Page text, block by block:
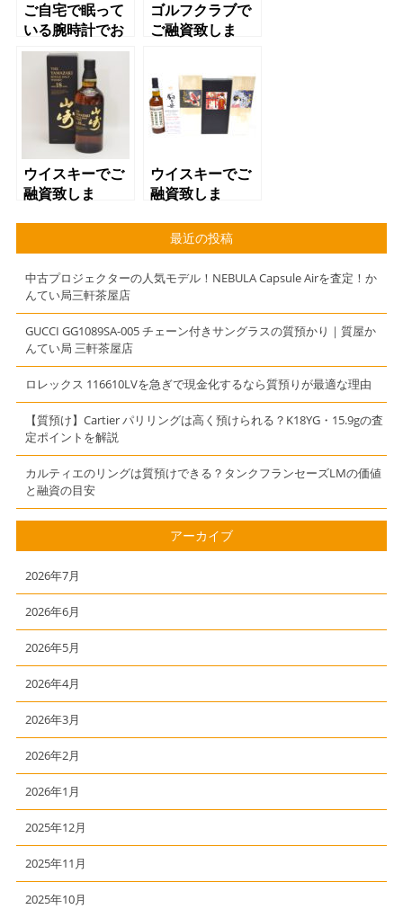
ご自宅で眠って
いる腕時計でお
金が借りられま
す！
ゴルフクラブで
ご融資致しま
茶屋店
ウイスキーでご
融資致しま
茶屋店
ウイスキーでご
融資致しま
んてい局 三軒
茶屋店
最近の投稿
中古プロジェクターの人気モデル！NEBULA Capsule Airを査定！か
んてい局三軒茶屋店
GUCCI GG1089SA-005 チェーン付きサングラスの質預かり｜質屋か
んてい局 三軒茶屋店
ロレックス 116610LVを急ぎで現金化するなら質預りが最適な理由
【質預け】Cartier パリリングは高く預けられる？K18YG・15.9gの査
定ポイントを解説
カルティエのリングは質預けできる？タンクフランセーズLMの価値
と融資の目安
アーカイブ
2026年7月
2026年6月
2026年5月
2026年4月
2026年3月
2026年2月
2026年1月
2025年12月
2025年11月
2025年10月